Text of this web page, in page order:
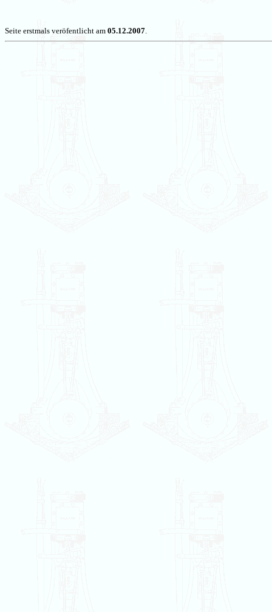
Seite erstmals veröfentlicht am 05.12.2007.